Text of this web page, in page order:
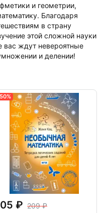
и геометрии,
Благодаря
в страну
этой сложной науки
вас ждут невероятные
и делении!
209